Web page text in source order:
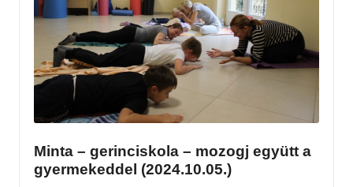
Minta – gerinciskola – mozogj együtt a
gyermekeddel (2024.10.05.)